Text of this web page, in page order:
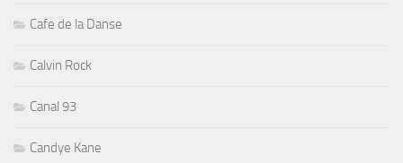
Cafe de la Danse
Calvin Rock
Canal 93
Candye Kane